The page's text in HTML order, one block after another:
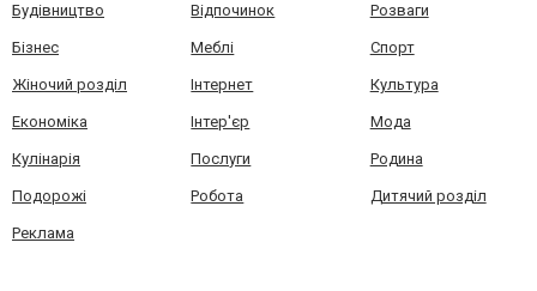
Будівництво Відпочинок Розваги
Бізнес Меблі Спорт
Жіночий розділ Інтернет Культура
Економіка Інтер'єр Мода
Кулінарія Послуги Родина
Подорожі Робота Дитячий розділ
Реклама